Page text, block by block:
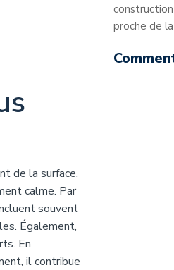
de la surface.
calme. Par
souvent
Également,
En
il contribue
proche de